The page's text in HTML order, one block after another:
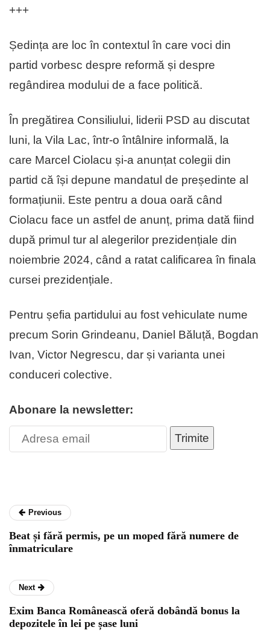
+++
Ședința are loc în contextul în care voci din
partid vorbesc despre reformă și despre
regândirea modului de a face politică.
În pregătirea Consiliului, liderii PSD au discutat
luni, la Vila Lac, într-o întâlnire informală, la
care Marcel Ciolacu și-a anunțat colegii din
partid că își depune mandatul de președinte al
formațiunii. Este pentru a doua oară când
Ciolacu face un astfel de anunț, prima dată fiind
după primul tur al alegerilor prezidențiale din
noiembrie 2024, când a ratat calificarea în finala
cursei prezidențiale.
Pentru șefia partidului au fost vehiculate nume
precum Sorin Grindeanu, Daniel Băluță, Bogdan
Ivan, Victor Negrescu, dar și varianta unei
conduceri colective.
Abonare la newsletter:
Trimite
Previous
Beat și fără permis, pe un moped fără numere de
înmatriculare
Next
Exim Banca Românească oferă dobândă bonus la
depozitele în lei pe șase luni